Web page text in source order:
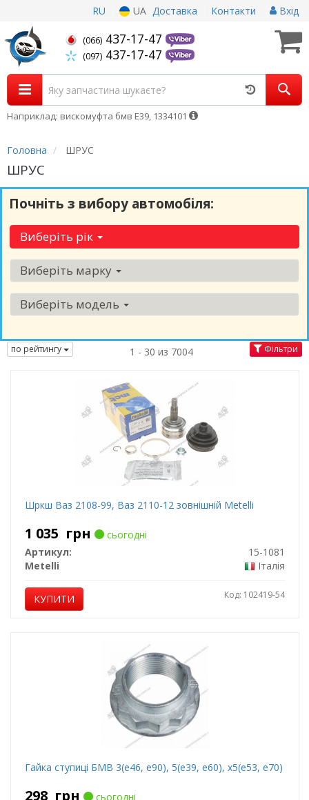
RU UA Доставка Контакти Вхід
(066) 437-17-47
(097) 437-17-47
Наприклад: вискомуфта бмв Е39, 1334101
Головна ШРУС
ШРУС
Почніть з вибору автомобіля:
Виберіть рік
Виберіть марку
Виберіть модель
по рейтингу 1 - 30 из 7004 Фільтри
Шркш Ваз 2108-99, Ваз 2110-12 зовнішній Metelli
1 035 грн
сьогодні
Артикул:
15-1081
Metelli
Італія
КУПИТИ Код: 102419-54
Гайка ступиці БМВ 3(е46, е90), 5(е39, е60), х5(е53, е70)
298 грн
сьогодні